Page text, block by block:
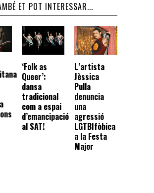
ET POT INTERESSAR...
‘Folk as
Queer’:
dansa
tradicional
com a espai
d’emancipació
al SAT!
L’artista
Jèssica
Pulla
denuncia
una
agressió
LGTBIfòbica
a la Festa
Major